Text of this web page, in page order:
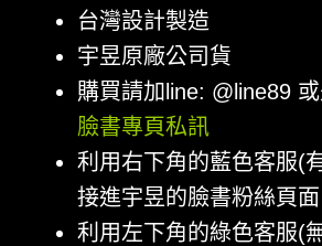
台灣設計製造
宇昱原廠公司貨
購買請加line: @line89
臉書專頁私訊
利用右下角的藍色客服(
接進宇昱的臉書粉絲頁面
利用左下角的綠色客服(